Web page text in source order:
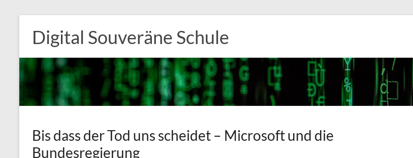
Inhalt
springenDigital Souveräne Schule
Bis dass der Tod uns scheidet – Microsoft und die
Bundesregierung